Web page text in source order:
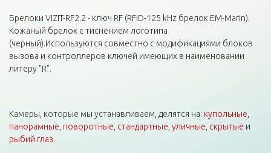
Брелоки VIZIT-RF2.2 - ключ RF (RFID-125 kHz брелок EM-Marin).
Кожаный брелок с тиснением логотипа
(черный).Используются совместно с модификациями блоков
вызова и контроллеров ключей имеющих в наименовании
литеру "R".
Камеры, которые мы устанавливаем, делятся на: купольные
панорамные поворотные стандартные уличные скрытые и
рыбий глаз.